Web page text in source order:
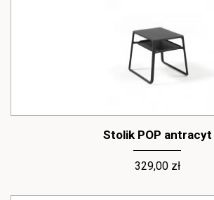
Stolik POP antracyt
329,00 zł